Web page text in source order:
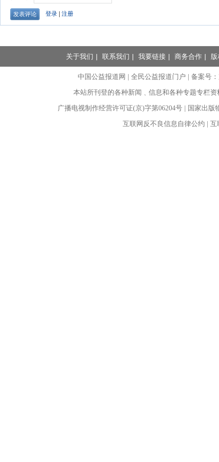
关于我们 | 联系我们 | 我要链接 | 商务合作 |
中国公益报道网 | 全民公益报道门户 |备案号
本站所刊登的各种新闻﹑信息和各种专题专栏
广播电视制作经营许可证(京)字第06204号 | 国家出
互联网反不良信息自律公约 |